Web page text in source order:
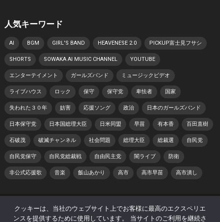
人気キーワード
AI BGM GIRL'S BAND HEAVENESE 2.0 PICKUP富士見フサシ
SHORTS SOWAKA AI MUSIC CHANNEL YOUTUBE
エンターテイメント ガールズバンド ミュージックビデオ
ライブハウス ロック 保守 保守党 卑怯者 国家
失われた３０年 妨害 応援ソング 政治 日本のガールズバンド
日本保守党 日本国総理大臣 日米同盟 早苗 有本香 百田直樹
石破茂 破滅チャンネル 社会問題 総理大臣 総裁選 自民党
自民党保守 自民党総裁戦 自由民主党 闇ライブ 防衛
非公式応援歌 音楽 飯山あかり 高市 高市早苗 高市潰し
© 2026 日本 寿チャンネル -WordPress Theme by
WPEnjoy
ホーム
プライバシーポリシー 著作権・肖像権について
クッキーは、当社のウェブサイト上でお客様に最高のエクスペリエ
ンスを提供するために使用しています。 当サイトのご利用を継続さ